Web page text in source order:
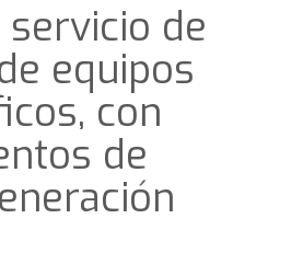
de
equipos
con
de